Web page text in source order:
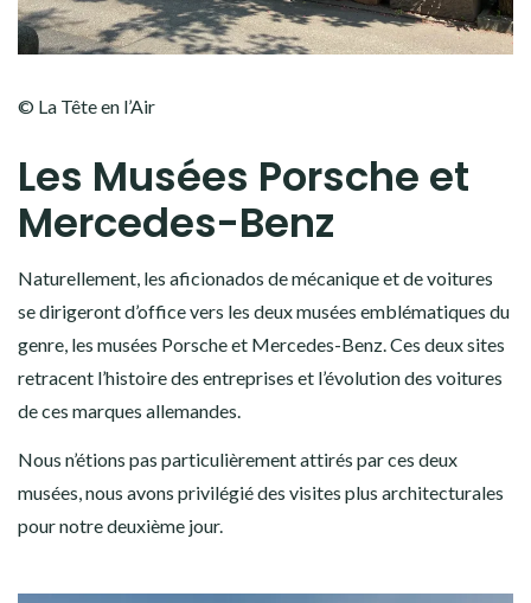
© La Tête en l’Air
Les Musées Porsche et
Mercedes-Benz
Naturellement, les aficionados de mécanique et de voitures
se dirigeront d’office vers les deux musées emblématiques du
genre, les musées Porsche et Mercedes-Benz. Ces deux sites
retracent l’histoire des entreprises et l’évolution des voitures
de ces marques allemandes.
Nous n’étions pas particulièrement attirés par ces deux
musées, nous avons privilégié des visites plus architecturales
pour notre deuxième jour.